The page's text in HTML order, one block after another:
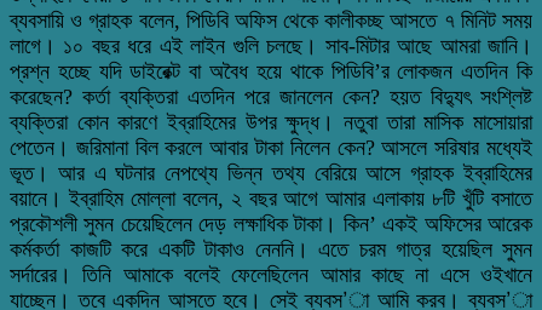
ব্যবসায়ি ও গ্রাহক বলেন, পিডিবি অফিস থেকে কালীকচ্ছ আসতে ৭ মিনিট সময়
লাগে। ১০ বছর ধরে এই লাইন গুলি চলছে। সাব-মিটার আছে আমরা জানি।
প্রশ্ন হচ্ছে যদি ডাইরেক্ট বা অবৈধ হয়ে থাকে পিডিবি’র লোকজন এতদিন কি
করেছেন? কর্তা ব্যক্তিরা এতদিন পরে জানলেন কেন? হয়ত বিদ্যুৎ সংশ্লিষ্ট
ব্যক্তিরা কোন কারণে ইব্রাহিমের উপর ক্ষুদ্ধ। নতুবা তারা মাসিক মাসোয়ারা
পেতেন। জরিমানা বিল করলে আবার টাকা নিলেন কেন? আসলে সরিষার মধ্যেই
ভূত। আর এ ঘটনার নেপথ্যে ভিন্ন তথ্য বেরিয়ে আসে গ্রাহক ইব্রাহিমের
বয়ানে। ইব্রাহিম মোল্লা বলেন, ২ বছর আগে আমার এলাকায় ৮টি খুঁটি বসাতে
প্রকৌশলী সুমন চেয়েছিলেন দেড় লক্ষাধিক টাকা। কিন’ একই অফিসের আরেক
কর্মকর্তা কাজটি করে একটি টাকাও নেননি। এতে চরম গাত্র হয়েছিল সুমন
সর্দারের। তিনি আমাকে বলেই ফেলেছিলেন আমার কাছে না এসে ওইখানে
যাচ্ছেন। তবে একদিন আসতে হবে। সেই ব্যবস’া আমি করব। ব্যবস’া